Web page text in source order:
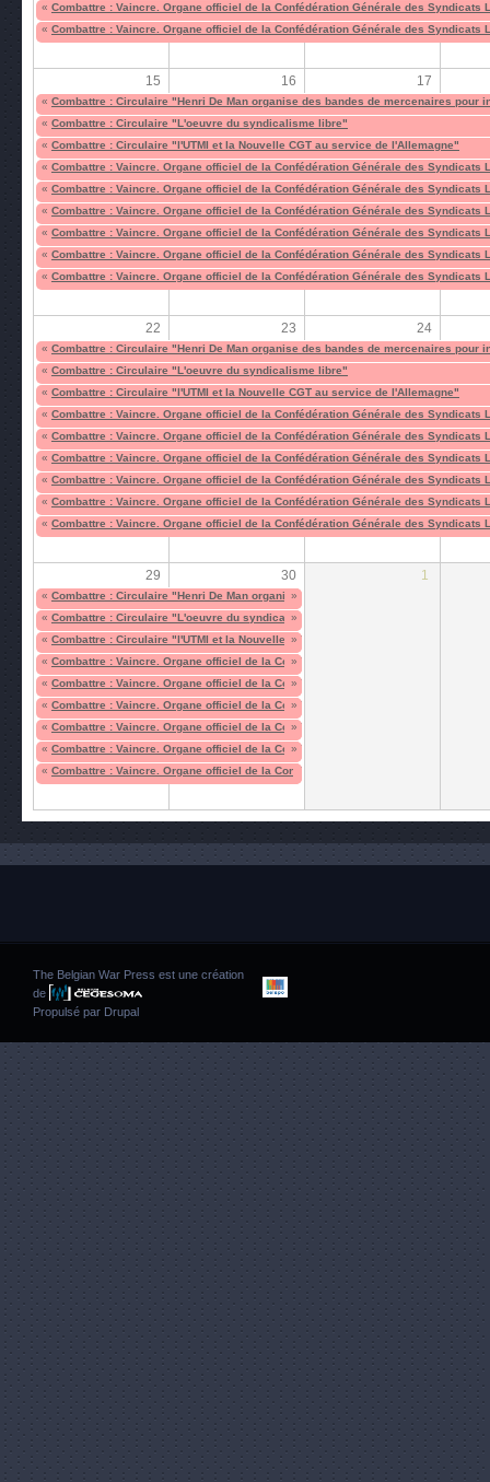
« Combattre : Vaincre. Organe officiel de la Confédération Générale des Syndicats
« Combattre : Vaincre. Organe officiel de la Confédération Générale des Syndicats
15 16 17
« Combattre : Circulaire "Henri De Man organise des bandes de mercenaires pour
« Combattre : Circulaire "L'oeuvre du syndicalisme libre"
« Combattre : Circulaire "l'UTMI et la Nouvelle CGT au service de l'Allemagne"
« Combattre : Vaincre. Organe officiel de la Confédération Générale des Syndicats
« Combattre : Vaincre. Organe officiel de la Confédération Générale des Syndicats
« Combattre : Vaincre. Organe officiel de la Confédération Générale des Syndicats
« Combattre : Vaincre. Organe officiel de la Confédération Générale des Syndicats
« Combattre : Vaincre. Organe officiel de la Confédération Générale des Syndicats
« Combattre : Vaincre. Organe officiel de la Confédération Générale des Syndicats
22 23 24
« Combattre : Circulaire "Henri De Man organise des bandes de mercenaires pour
« Combattre : Circulaire "L'oeuvre du syndicalisme libre"
« Combattre : Circulaire "l'UTMI et la Nouvelle CGT au service de l'Allemagne"
« Combattre : Vaincre. Organe officiel de la Confédération Générale des Syndicats
« Combattre : Vaincre. Organe officiel de la Confédération Générale des Syndicats
« Combattre : Vaincre. Organe officiel de la Confédération Générale des Syndicats
« Combattre : Vaincre. Organe officiel de la Confédération Générale des Syndicats
« Combattre : Vaincre. Organe officiel de la Confédération Générale des Syndicats
« Combattre : Vaincre. Organe officiel de la Confédération Générale des Syndicats
29 30 1
« Combattre : Circulaire "Henri De Man organise des bandes de mercenaires pour
»
« Combattre : Circulaire "L'oeuvre du syndicalisme libre"
»
« Combattre : Circulaire "l'UTMI et la Nouvelle CGT au service de l'Allemagne"
»
« Combattre : Vaincre. Organe officiel de la Confédération Générale des Syndicats
»
« Combattre : Vaincre. Organe officiel de la Confédération Générale des Syndicats
»
« Combattre : Vaincre. Organe officiel de la Confédération Générale des Syndicats
»
« Combattre : Vaincre. Organe officiel de la Confédération Générale des Syndicats
»
« Combattre : Vaincre. Organe officiel de la Confédération Générale des Syndicats
»
« Combattre : Vaincre. Organe officiel de la Confédération Générale des Syndicats
The Belgian War Press est une création
de
Propulsé par Drupal